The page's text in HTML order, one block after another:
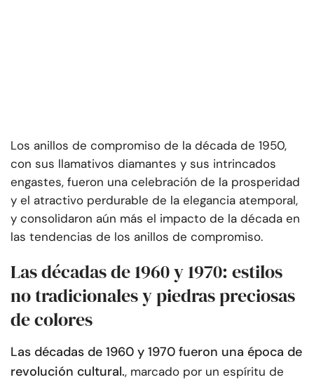
Los anillos de compromiso de la década de 1950,
con sus llamativos diamantes y sus intrincados
engastes, fueron una celebración de la prosperidad
y el atractivo perdurable de la elegancia atemporal,
y consolidaron aún más el impacto de la década en
las tendencias de los anillos de compromiso.
Las décadas de 1960 y 1970: estilos
no tradicionales y piedras preciosas
de colores
Las décadas de 1960 y 1970 fueron una época de
revolución cultural., marcado por un espíritu de